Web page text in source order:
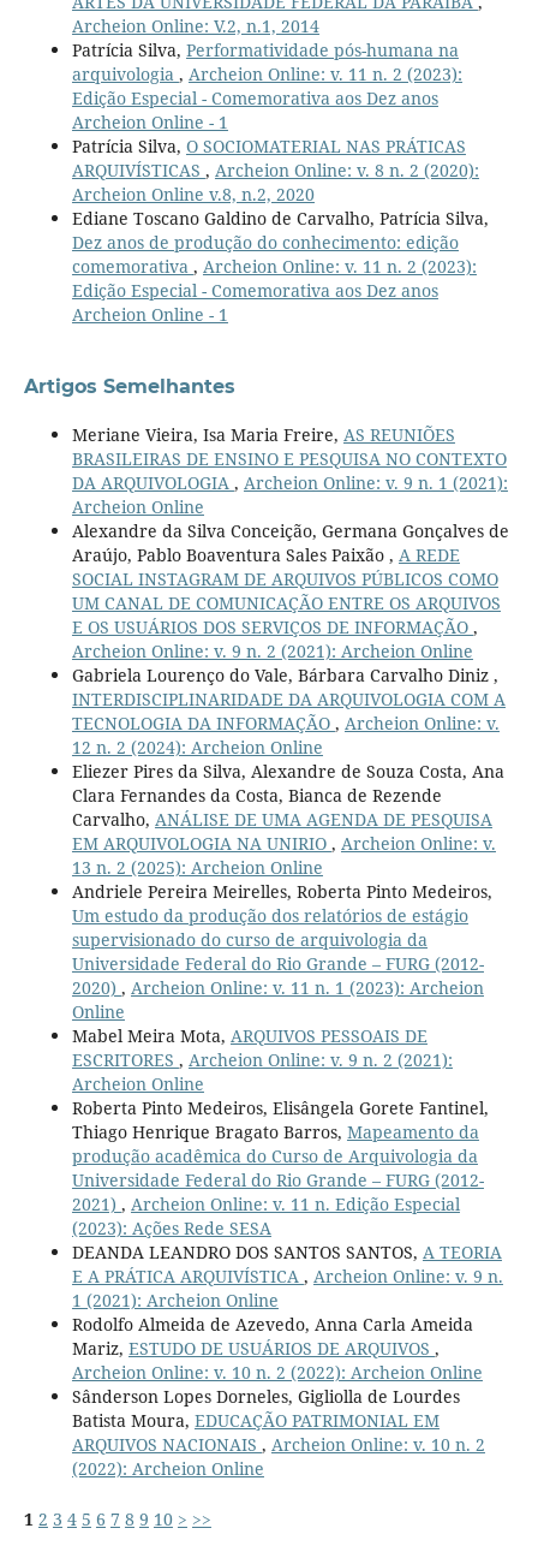
Archeion Online: V.2, n.1, 2014
Patrícia Silva, Performatividade pós-humana na
arquivologia , Archeion Online: v. 11 n. 2 (2023):
Edição Especial - Comemorativa aos Dez anos
Archeion Online - 1
Patrícia Silva, O SOCIOMATERIAL NAS PRÁTICAS
ARQUIVÍSTICAS , Archeion Online: v. 8 n. 2 (2020):
Archeion Online v.8, n.2, 2020
Ediane Toscano Galdino de Carvalho, Patrícia Silva,
Dez anos de produção do conhecimento: edição
comemorativa , Archeion Online: v. 11 n. 2 (2023):
Edição Especial - Comemorativa aos Dez anos
Archeion Online - 1
Artigos Semelhantes
Meriane Vieira, Isa Maria Freire, AS REUNIÕES
BRASILEIRAS DE ENSINO E PESQUISA NO CONTEXTO
DA ARQUIVOLOGIA , Archeion Online: v. 9 n. 1 (2021):
Archeion Online
Alexandre da Silva Conceição, Germana Gonçalves de
Araújo, Pablo Boaventura Sales Paixão , A REDE
SOCIAL INSTAGRAM DE ARQUIVOS PÚBLICOS COMO
UM CANAL DE COMUNICAÇÃO ENTRE OS ARQUIVOS
E OS USUÁRIOS DOS SERVIÇOS DE INFORMAÇÃO ,
Archeion Online: v. 9 n. 2 (2021): Archeion Online
Gabriela Lourenço do Vale, Bárbara Carvalho Diniz ,
INTERDISCIPLINARIDADE DA ARQUIVOLOGIA COM A
TECNOLOGIA DA INFORMAÇÃO , Archeion Online: v.
12 n. 2 (2024): Archeion Online
Eliezer Pires da Silva, Alexandre de Souza Costa, Ana
Clara Fernandes da Costa, Bianca de Rezende
Carvalho, ANÁLISE DE UMA AGENDA DE PESQUISA
EM ARQUIVOLOGIA NA UNIRIO , Archeion Online: v.
13 n. 2 (2025): Archeion Online
Andriele Pereira Meirelles, Roberta Pinto Medeiros,
Um estudo da produção dos relatórios de estágio
supervisionado do curso de arquivologia da
Universidade Federal do Rio Grande – FURG (2012-
2020) , Archeion Online: v. 11 n. 1 (2023): Archeion
Online
Mabel Meira Mota, ARQUIVOS PESSOAIS DE
ESCRITORES , Archeion Online: v. 9 n. 2 (2021):
Archeion Online
Roberta Pinto Medeiros, Elisângela Gorete Fantinel,
Thiago Henrique Bragato Barros, Mapeamento da
produção acadêmica do Curso de Arquivologia da
Universidade Federal do Rio Grande – FURG (2012-
2021) , Archeion Online: v. 11 n. Edição Especial
(2023): Ações Rede SESA
DEANDA LEANDRO DOS SANTOS SANTOS, A TEORIA
E A PRÁTICA ARQUIVÍSTICA , Archeion Online: v. 9 n.
1 (2021): Archeion Online
Rodolfo Almeida de Azevedo, Anna Carla Ameida
Mariz, ESTUDO DE USUÁRIOS DE ARQUIVOS ,
Archeion Online: v. 10 n. 2 (2022): Archeion Online
Sânderson Lopes Dorneles, Gigliolla de Lourdes
Batista Moura, EDUCAÇÃO PATRIMONIAL EM
ARQUIVOS NACIONAIS , Archeion Online: v. 10 n. 2
(2022): Archeion Online
1 2 3 4 5 6 7 8 9 10 > >>